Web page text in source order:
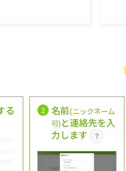
る 2 名前(ニックネーム
可)と連絡先を入
力します
？